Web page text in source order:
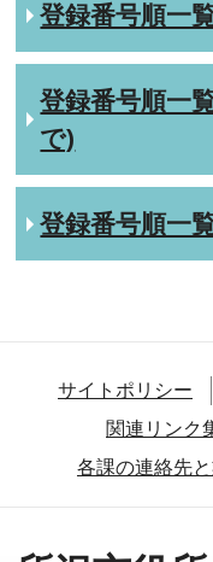
登録番号順一
登録番号順一
で)
登録番号順一
サイトポリシー
関連リンク
各課の連絡先